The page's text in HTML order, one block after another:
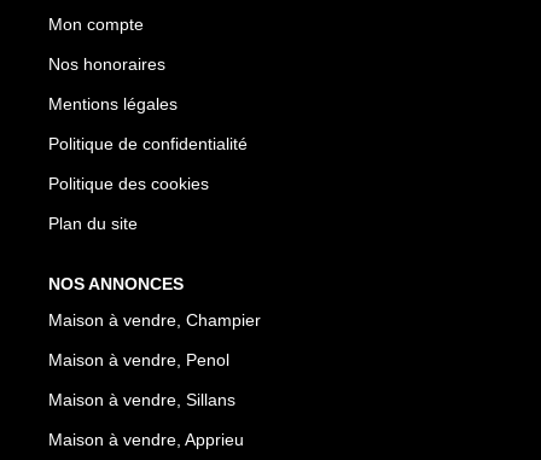
Mon compte
Nos honoraires
Mentions légales
Politique de confidentialité
Politique des cookies
Plan du site
NOS ANNONCES
Maison à vendre, Champier
Maison à vendre, Penol
Maison à vendre, Sillans
Maison à vendre, Apprieu